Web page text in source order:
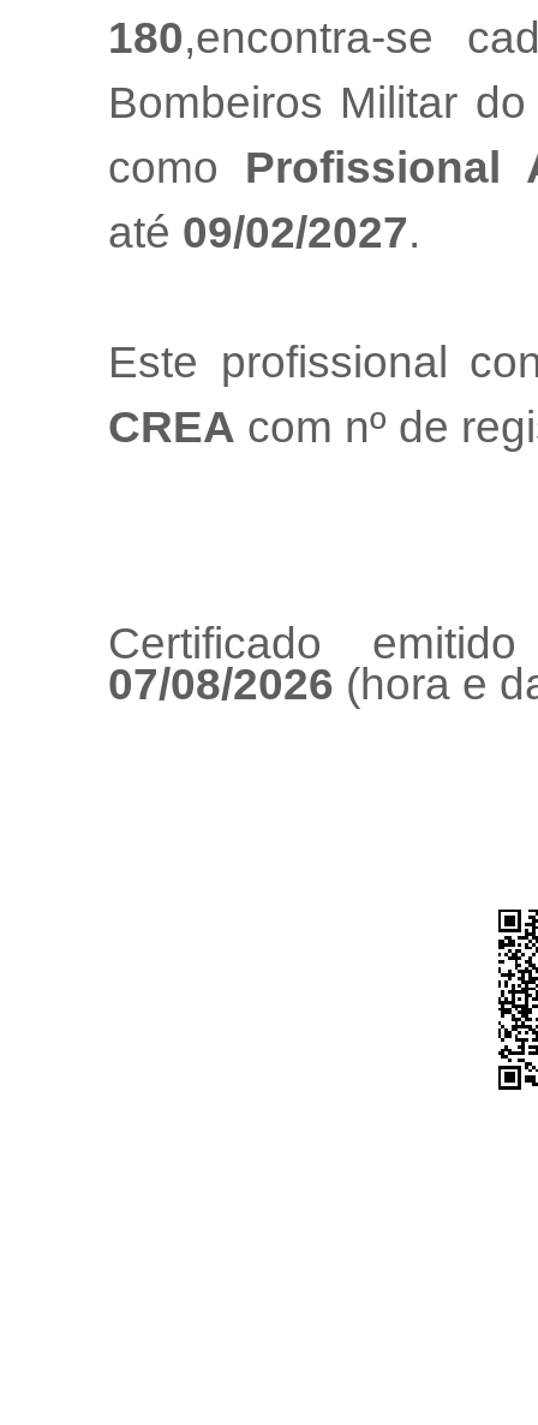
180,encontra-se
Bombeiros Militar
como Profissional
até 09/02/2027.
Este profissional
CREA com nº de
Certificado
07/08/2026 (hora e